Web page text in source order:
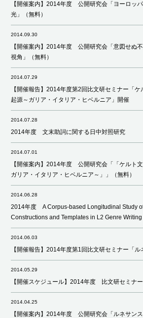
【開催案内】2014年度 公開研究会「ヨーロッ
光」（無料）
2014.09.30
【開催案内】2014年度 公開研究会「意図せぬ
視角」（無料）
2014.07.29
【開催報告】2014年度第2回比文研セミナー「
起源～ガリア・イタリア・ヒベルニア」開催
2014.07.28
2014年度 文末助詞に関する日中対照研究
2014.07.01
【開催案内】2014年度 公開研究会「「ケルト
ガリア・イタリア・ヒベルニア～」」（無料）
2014.06.28
2014年度 A Corpus-based Longitudinal Study
Constructions and Templates in L2 Genre Writing
2014.06.03
【開催報告】2014年度第1回比文研セミナー「ル
2014.05.29
【開催スケジュール】2014年度 比文研セミナー
2014.04.25
【開催案内】2014年度 公開研究会「ルネサンス